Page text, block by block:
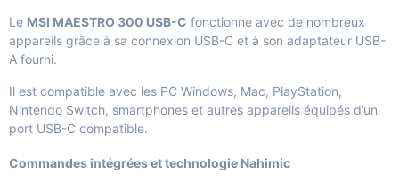
Le MSI MAESTRO 300 USB-C fonctionne avec de nombreux
appareils grâce à sa connexion USB-C et à son adaptateur USB-
A fourni.
Il est compatible avec les PC Windows, Mac, PlayStation,
Nintendo Switch, smartphones et autres appareils équipés d’un
port USB-C compatible.
Commandes intégrées et technologie Nahimic